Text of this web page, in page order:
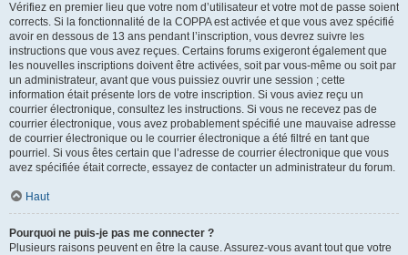
Vérifiez en premier lieu que votre nom d’utilisateur et votre mot de passe soient
corrects. Si la fonctionnalité de la COPPA est activée et que vous avez spécifié
avoir en dessous de 13 ans pendant l’inscription, vous devrez suivre les
instructions que vous avez reçues. Certains forums exigeront également que
les nouvelles inscriptions doivent être activées, soit par vous-même ou soit par
un administrateur, avant que vous puissiez ouvrir une session ; cette
information était présente lors de votre inscription. Si vous aviez reçu un
courrier électronique, consultez les instructions. Si vous ne recevez pas de
courrier électronique, vous avez probablement spécifié une mauvaise adresse
de courrier électronique ou le courrier électronique a été filtré en tant que
pourriel. Si vous êtes certain que l’adresse de courrier électronique que vous
avez spécifiée était correcte, essayez de contacter un administrateur du forum.
Haut
Pourquoi ne puis-je pas me connecter ?
Plusieurs raisons peuvent en être la cause. Assurez-vous avant tout que votre